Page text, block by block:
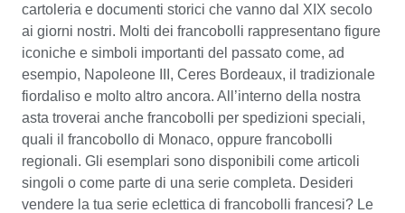
cartoleria e documenti storici che vanno dal XIX secolo
ai giorni nostri. Molti dei francobolli rappresentano figure
iconiche e simboli importanti del passato come, ad
esempio, Napoleone III, Ceres Bordeaux, il tradizionale
fiordaliso e molto altro ancora. All’interno della nostra
asta troverai anche francobolli per spedizioni speciali,
quali il francobollo di Monaco, oppure francobolli
regionali. Gli esemplari sono disponibili come articoli
singoli o come parte di una serie completa. Desideri
vendere la tua serie eclettica di francobolli francesi? Le